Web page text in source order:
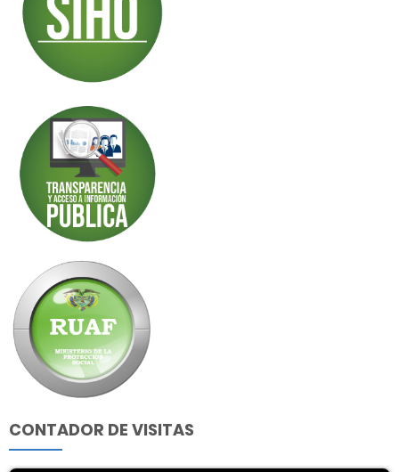
CONTADOR DE VISITAS